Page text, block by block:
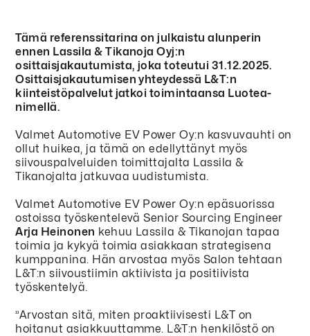
Tämä referenssitarina on julkaistu alunperin
ennen Lassila & Tikanoja Oyj:n
osittaisjakautumista, joka toteutui 31.12.2025.
Osittaisjakautumisen yhteydessä L&T:n
kiinteistöpalvelut jatkoi toimintaansa Luotea-
nimellä.
Valmet Automotive EV Power Oy:n kasvuvauhti on
ollut huikea, ja tämä on edellyttänyt myös
siivouspalveluiden toimittajalta Lassila &
Tikanojalta jatkuvaa uudistumista.
Valmet Automotive EV Power Oy:n epäsuorissa
ostoissa työskentelevä Senior Sourcing Engineer
Arja Heinonen kehuu Lassila & Tikanojan tapaa
toimia ja kykyä toimia asiakkaan strategisena
kumppanina. Hän arvostaa myös Salon tehtaan
L&T:n siivoustiimin aktiivista ja positiivista
työskentelyä.
”Arvostan sitä, miten proaktiivisesti L&T on
hoitanut asiakkuuttamme. L&T:n henkilöstö on